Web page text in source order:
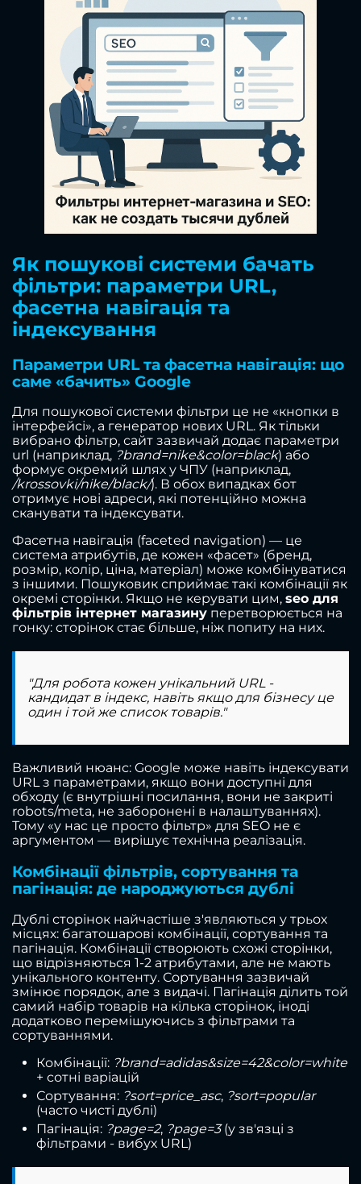
Як пошукові системи бачать
фільтри: параметри URL,
фасетна навігація та
індексування
Параметри URL та фасетна навігація: що
саме «бачить» Google
Для пошукової системи фільтри це не «кнопки в
інтерфейсі», а генератор нових URL. Як тільки
вибрано фільтр, сайт зазвичай додає параметри
url (наприклад, ?brand=nike&color=black) або
формує окремий шлях у ЧПУ (наприклад,
/krossovki/nike/black/). В обох випадках бот
отримує нові адреси, які потенційно можна
сканувати та індексувати.
Фасетна навігація (faceted navigation) — це
система атрибутів, де кожен «фасет» (бренд,
розмір, колір, ціна, матеріал) може комбінуватися
з іншими. Пошуковик сприймає такі комбінації як
окремі сторінки. Якщо не керувати цим, seo для
фільтрів інтернет магазину перетворюється на
гонку: сторінок стає більше, ніж попиту на них.
"Для робота кожен унікальний URL -
кандидат в індекс, навіть якщо для бізнесу це
один і той же список товарів."
Важливий нюанс: Google може навіть індексувати
URL з параметрами, якщо вони доступні для
обходу (є внутрішні посилання, вони не закриті
robots/meta, не заборонені в налаштуваннях).
Тому «у нас це просто фільтр» для SEO не є
аргументом — вирішує технічна реалізація.
Комбінації фільтрів, сортування та
пагінація: де народжуються дублі
Дублі сторінок найчастіше з'являються у трьох
місцях: багатошарові комбінації, сортування та
пагінація. Комбінації створюють схожі сторінки,
що відрізняються 1-2 атрибутами, але не мають
унікального контенту. Сортування зазвичай
змінює порядок, але з видачі. Пагінація ділить той
самий набір товарів на кілька сторінок, іноді
додатково перемішуючись з фільтрами та
сортуваннями.
Комбінації: ?brand=adidas&size=42&color=white
+ сотні варіацій
Сортування: ?sort=price_asc, ?sort=popular
(часто чисті дублі)
Пагінація: ?page=2, ?page=3(у зв'язці з
фільтрами - вибух URL)